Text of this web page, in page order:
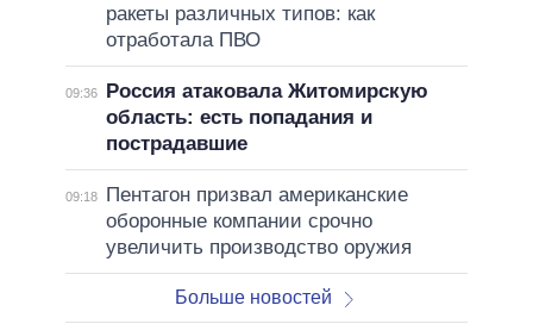
ракеты различных типов: как
отработала ПВО
09:36
Россия атаковала Житомирскую
область: есть попадания и
пострадавшие
09:18
Пентагон призвал американские
оборонные компании срочно
увеличить производство оружия
Больше новостей